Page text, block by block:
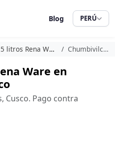
Blog PERÚ
Rena Ware Chumbivilcas
Ware en
Cusco. Pago contra